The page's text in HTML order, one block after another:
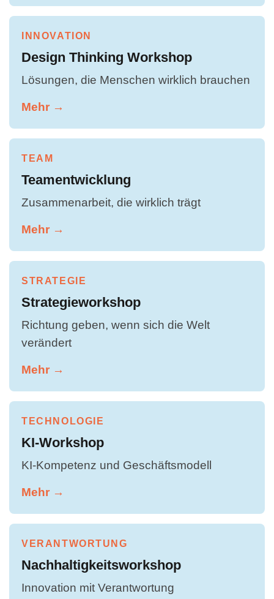
INNOVATION
Design Thinking Workshop
Lösungen, die Menschen wirklich brauchen
Mehr →
TEAM
Teamentwicklung
Zusammenarbeit, die wirklich trägt
Mehr →
STRATEGIE
Strategieworkshop
Richtung geben, wenn sich die Welt
verändert
Mehr →
TECHNOLOGIE
KI-Workshop
KI-Kompetenz und Geschäftsmodell
Mehr →
VERANTWORTUNG
Nachhaltigkeitsworkshop
Innovation mit Verantwortung